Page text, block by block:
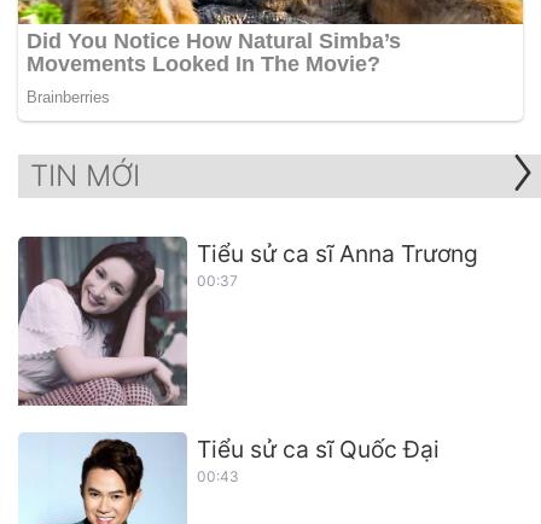
TIN MỚI
Tiểu sử ca sĩ Anna Trương
00:37
Tiểu sử ca sĩ Quốc Đại
00:43